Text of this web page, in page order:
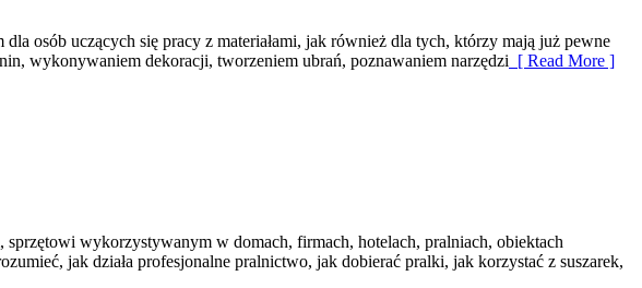
osób uczących się pracy z materiałami, jak również dla tych, którzy mają już pewne
wykonywaniem dekoracji, tworzeniem ubrań, poznawaniem narzędzi [ Read More ]
wykorzystywanym w domach, firmach, hotelach, pralniach, obiektach
jak działa profesjonalne pralnictwo, jak dobierać pralki, jak korzystać z suszarek,